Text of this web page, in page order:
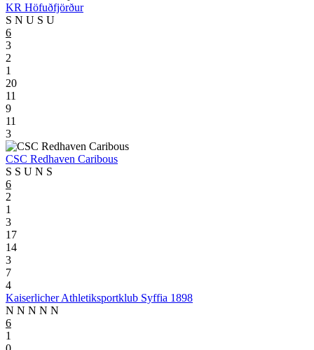
KR Höfuðfjörður
S N U S U
6
3
2
1
20
11
9
11
3
CSC Redhaven Caribous
S S U N S
6
2
1
3
17
14
3
7
4
Kaiserlicher Athletiksportklub Syffia 1898
N N N N N
6
1